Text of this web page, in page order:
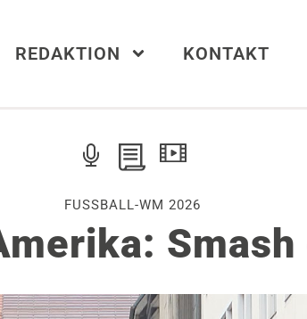
REDAKTION KONTAKT
FUSSBALL-WM 2026
Smash